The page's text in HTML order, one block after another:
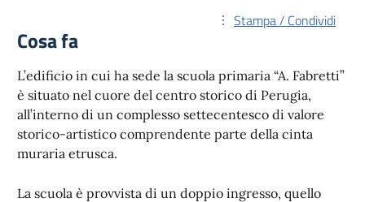
Stampa / Condividi
Cosa fa
L’edificio in cui ha sede la scuola primaria “A. Fabretti”
è situato nel cuore del centro storico di Perugia,
all’interno di un complesso settecentesco di valore
storico-artistico comprendente parte della cinta
muraria etrusca.
La scuola è provvista di un doppio ingresso, quello